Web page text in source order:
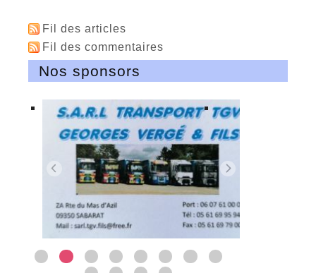
Fil des articles
Fil des commentaires
Nos sponsors